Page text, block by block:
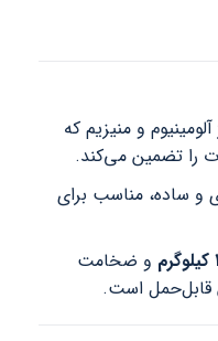
و منیزیم که
را تضمین می‌کند.
و ساده، مناسب برای
و ضخامت
قابل‌حمل است.